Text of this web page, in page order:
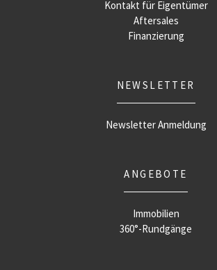
Kontakt für Eigentümer
Aftersales
Finanzierung
NEWSLETTER
Newsletter Anmeldung
ANGEBOTE
Immobilien
360°-Rundgänge